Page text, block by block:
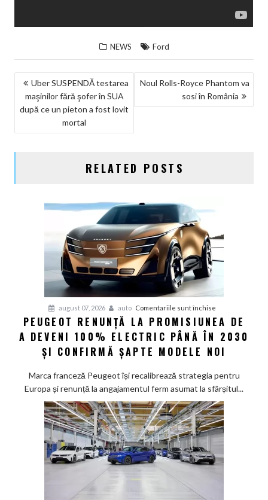
NEWS Ford
NAVIGARE
ÎN
ARTICOLE
Uber SUSPENDĂ testarea
maşinilor fără şofer în SUA
după ce un pieton a fost lovit
mortal
Noul Rolls-Royce Phantom va
sosi în România
RELATED POSTS
august 07, 2026 auto Comentariile sunt închise
Peugeot
renunță
la
de
a
100%
electric
până
2030
PEUGEOT RENUNȚĂ LA PROMISIUNEA DE
A DEVENI 100% ELECTRIC PÂNĂ ÎN 2030
ȘI CONFIRMĂ ȘAPTE MODELE NOI
Marca franceză Peugeot își recalibrează strategia pentru
Europa și renunță la angajamentul ferm asumat la sfârșitul...